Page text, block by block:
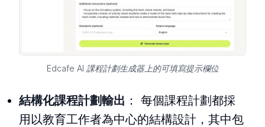
Edcafe AI 課程計劃生成器上的可填寫提示欄位
結構化課程計劃輸出 ： 每個課程計劃都採
用以教育工作者為中心的結構設計，其中包